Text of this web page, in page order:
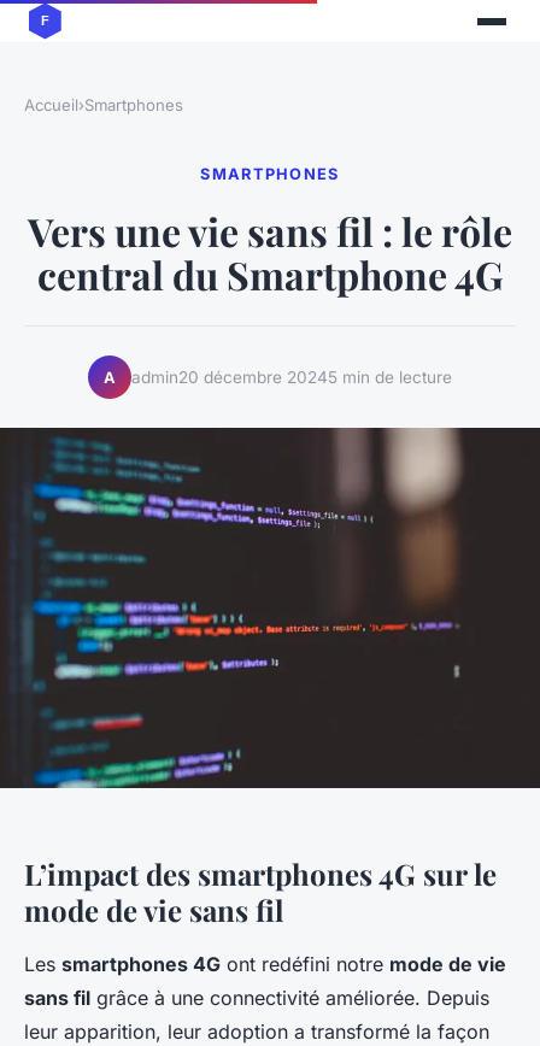
Accueil›Smartphones
SMARTPHONES
Vers une vie sans fil : le rôle
central du Smartphone 4G
A admin20 décembre 20245 min de lecture
L’impact des smartphones 4G sur le
mode de vie sans fil
Les smartphones 4G ont redéfini notre mode de vie
sans fil grâce à une connectivité améliorée. Depuis
leur apparition, leur adoption a transformé la façon